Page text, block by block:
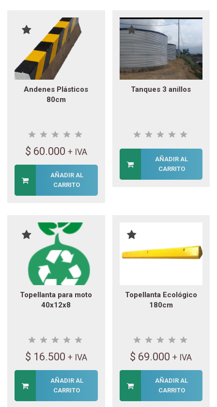
Andenes Plásticos
80cm
$ 60.000 + IVA
AÑADIR AL
CARRITO
Tanques 3 anillos
AÑADIR AL
CARRITO
Topellanta para moto
40x12x8
$ 16.500 + IVA
AÑADIR AL
CARRITO
Topellanta Ecológico
180cm
$ 69.000 + IVA
AÑADIR AL
CARRITO